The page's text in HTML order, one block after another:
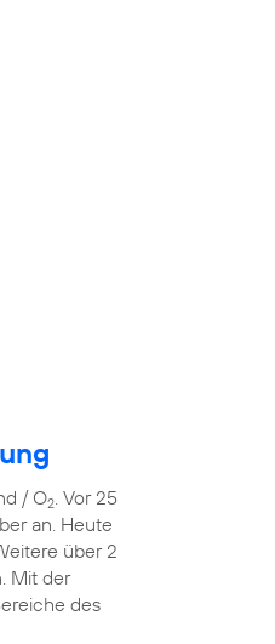
/ O2 . Vor 25
an. Heute
über 2
Mit der
des